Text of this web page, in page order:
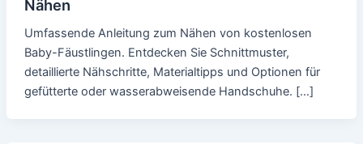
Nähen
Umfassende Anleitung zum Nähen von kostenlosen
Baby-Fäustlingen. Entdecken Sie Schnittmuster,
detaillierte Nähschritte, Materialtipps und Optionen für
gefütterte oder wasserabweisende Handschuhe. […]